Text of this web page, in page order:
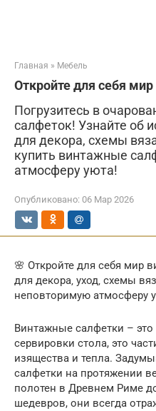
Главная » Мебель
Откройте для себя
Погрузитесь в
салфеток! Узнайте об
для декора, схемы
купить винтажные
атмосферу уюта!
Опубликовано: 06 Мар 2026
🌸 Откройте для себя мир
для декора‚ уход‚ схемы
неповторимую атмосферу
Винтажные салфетки –
сервировки стола, это
изящества и тепла.
салфетки на протяжении
полотен в Древнем Риме
шедевров, они всегда